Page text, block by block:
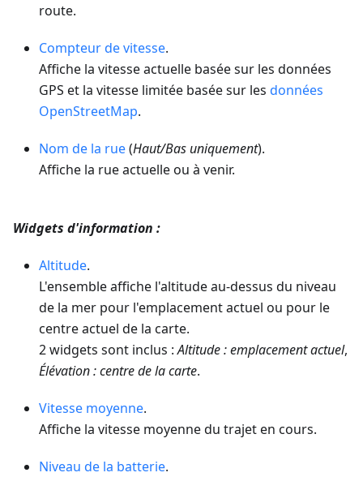
route.
Compteur de vitesse.
Affiche la vitesse actuelle basée sur les données
GPS et la vitesse limitée basée sur les données
OpenStreetMap.
Nom de la rue(Haut/Bas uniquement).
Affiche la rue actuelle ou à venir.
Widgets d'information :
Altitude.
L'ensemble affiche l'altitude au-dessus du niveau
de la mer pour l'emplacement actuel ou pour le
centre actuel de la carte.
2 widgets sont inclus :Altitude : emplacement actuel,
Élévation : centre de la carte.
Vitesse moyenne.
Affiche la vitesse moyenne du trajet en cours.
Niveau de la batterie.